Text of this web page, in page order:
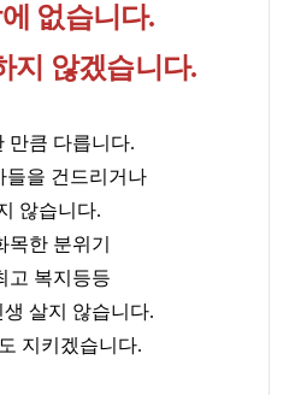
없습니다.
지 않겠습니다.
만큼 다릅니다.
들을 건드리거나
않습니다.
목한 분위기
고 복지등등
살지 않습니다.
지키겠습니다.